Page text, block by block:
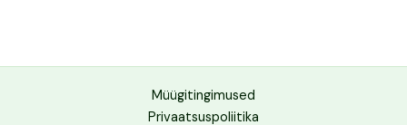
Müügitingimused
Privaatsuspoliitika